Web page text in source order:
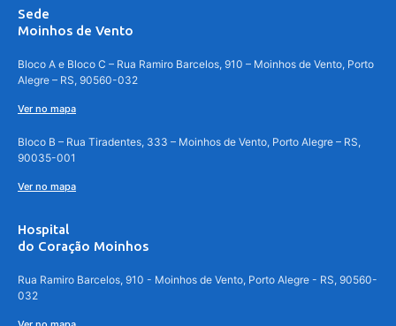
Sede
Moinhos de Vento
Bloco A e Bloco C – Rua Ramiro Barcelos, 910 – Moinhos de Vento, Porto
Alegre – RS, 90560-032
Ver no mapa
Bloco B – Rua Tiradentes, 333 – Moinhos de Vento, Porto Alegre – RS,
90035-001
Ver no mapa
Hospital
do Coração Moinhos
Rua Ramiro Barcelos, 910 - Moinhos de Vento, Porto Alegre - RS, 90560-
032